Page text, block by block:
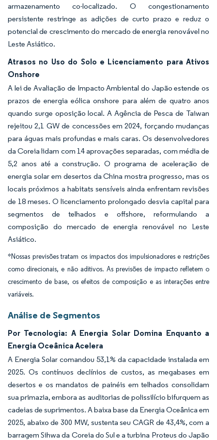
armazenamento co-localizado. O congestionamento
persistente restringe as adições de curto prazo e reduz o
potencial de crescimento do mercado de energia renovável no
Leste Asiático.
Atrasos no Uso do Solo e Licenciamento para Ativos
Onshore
A lei de Avaliação de Impacto Ambiental do Japão estende os
prazos de energia eólica onshore para além de quatro anos
quando surge oposição local. A Agência de Pesca de Taiwan
rejeitou 2,1 GW de concessões em 2024, forçando mudanças
para águas mais profundas e mais caras. Os desenvolvedores
da Coreia lidam com 14 aprovações separadas, com média de
5,2 anos até a construção. O programa de aceleração de
energia solar em desertos da China mostra progresso, mas os
locais próximos a habitats sensíveis ainda enfrentam revisões
de 18 meses. O licenciamento prolongado desvia capital para
segmentos de telhados e offshore, reformulando a
composição do mercado de energia renovável no Leste
Asiático.
*Nossas previsões tratam os impactos dos impulsionadores e restrições
como direcionais, e não aditivos. As previsões de impacto refletem o
crescimento de base, os efeitos de composição e as interações entre
variáveis.
Análise de Segmentos
Por Tecnologia: A Energia Solar Domina Enquanto a
Energia Oceânica Acelera
A Energia Solar comandou 53,1% da capacidade instalada em
2025. Os contínuos declínios de custos, as megabases em
desertos e os mandatos de painéis em telhados consolidam
sua primazia, embora as auditorias de polissilício bifurquem as
cadeias de suprimentos. A baixa base da Energia Oceânica em
2025, abaixo de 300 MW, sustenta seu CAGR de 43,4%, com a
barragem Sihwa da Coreia do Sul e a turbina Proteus do Japão